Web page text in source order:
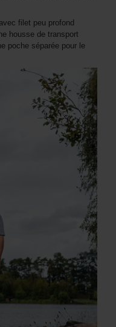
filet peu profond
housse de transport
poche séparée pour le